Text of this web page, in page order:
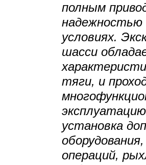
полным
надежностью
условиях.
шасси
тяги, и
установка
операций,